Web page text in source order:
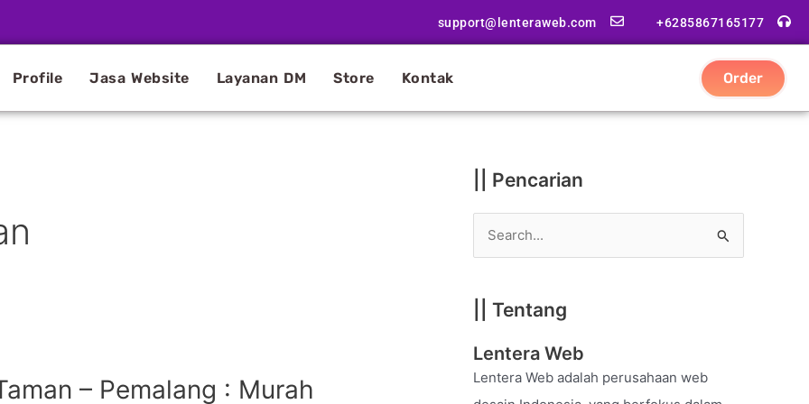
support@lenteraweb.com +6285867165177
Profile Jasa Website Layanan DM Store Kontak Order
– Pemalang : Murah
|| Pencarian
r
c
h
|| Tentang
Lentera Web
Lentera Web adalah perusahaan web
|
t
g
i